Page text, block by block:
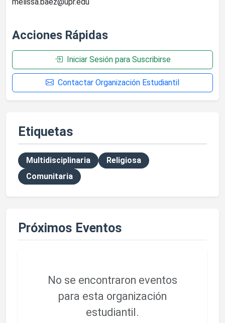
Acciones Rápidas
Iniciar Sesión para Suscribirse
Contactar Organización Estudiantil
Etiquetas
Multidisciplinaria
Religiosa
Comunitaria
Próximos Eventos
No se encontraron eventos
para esta organización
estudiantil.